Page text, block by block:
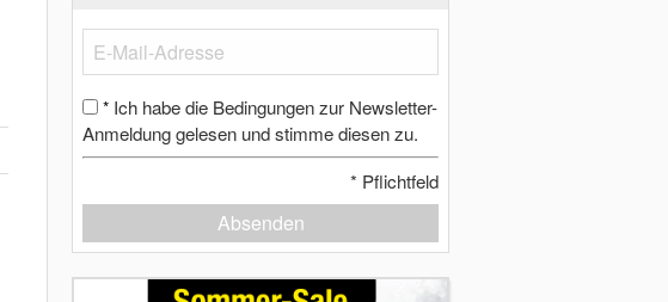
* Ich habe die Bedingungen zur Newsletter-
Anmeldung gelesen und stimme diesen zu.
* Pflichtfeld
Absenden